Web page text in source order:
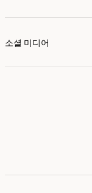
소셜 미디어